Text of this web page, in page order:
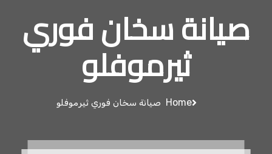
صيانة سخان فوري
ثيرموفلو
Home صيانة سخان فوري ثيرموفلو